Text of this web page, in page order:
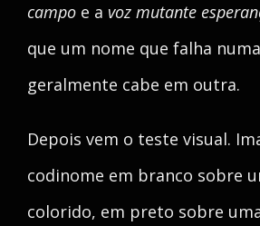
campo e a voz mutante
que um nome que falha
geralmente cabe em outra.
Depois vem o teste visual.
codinome em branco sobre
colorido, em preto sobre